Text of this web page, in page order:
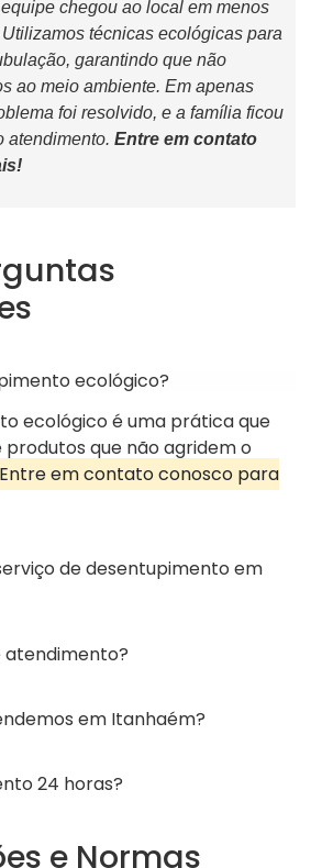
chegou ao local em menos
técnicas ecológicas para
garantindo que não
ao meio ambiente. Em apenas
foi resolvido, e a família ficou
atendimento. Entre em contato
ecológico?
ecológico é uma prática que
que não agridem o
Entre em contato conosco para
de desentupimento em
atendimento?
em Itanhaém?
24 horas?
e Normas